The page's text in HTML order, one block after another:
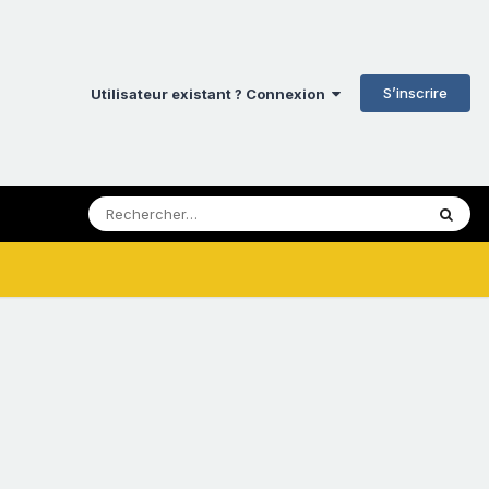
Utilisateur existant ? Connexion S’inscrire